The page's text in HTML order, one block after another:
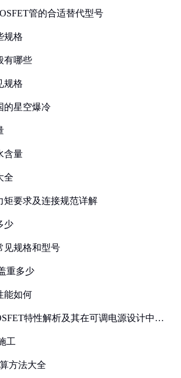
管的合适替代型号
规格
有哪些
规格
的星空爆冷
含量
全
矩要求及连接规范详解
少
见规格和型号
重多少
能如何
特性解析及其在可调电源设计中的
工
方法大全